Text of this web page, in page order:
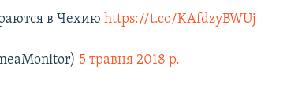
в Чехиюhttps://t.co/KAfdzyBWUj
5 травня 2018 р.